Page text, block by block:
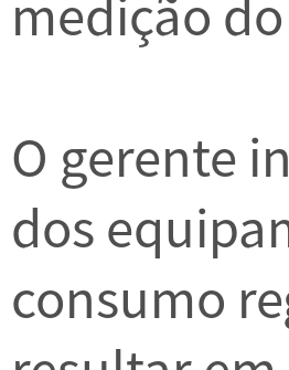
medição
O gerente
dos
consumo